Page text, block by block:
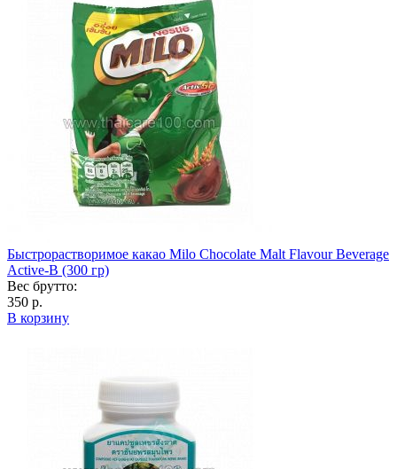
Быстрорастворимое какао Milo Chocolate Malt Flavour Beverage
Active-B (300 гр)
Вес брутто:
350 р.
В корзину